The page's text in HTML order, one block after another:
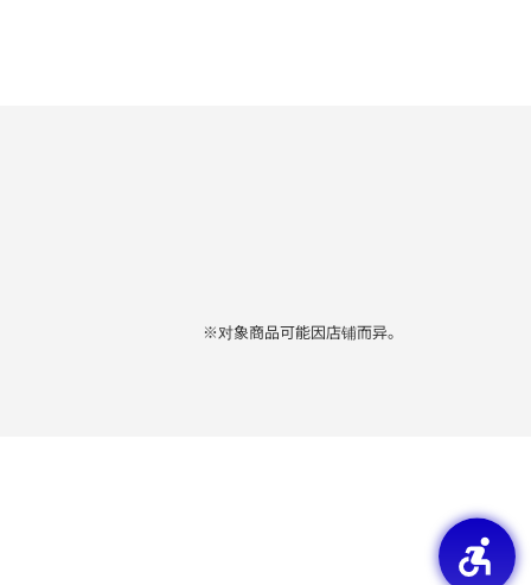
※对象商品可能因店铺而异。